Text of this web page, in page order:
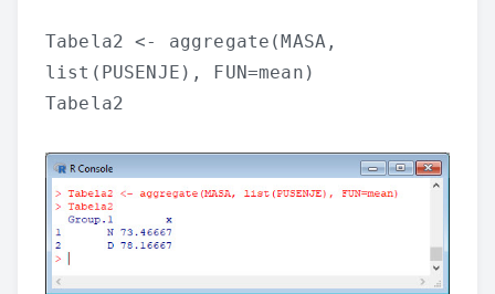
Tabela2 <- aggregate(MASA,
list(PUSENJE), FUN=mean)
Tabela2